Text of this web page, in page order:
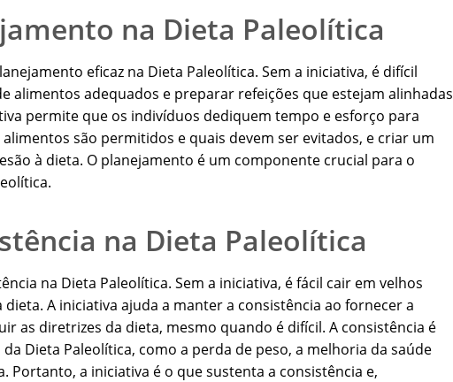
na Dieta Paleolítica
eficaz na Dieta Paleolítica. Sem a iniciativa, é difícil
alimentos adequados e preparar refeições que estejam alinhadas
permite que os indivíduos dediquem tempo e esforço para
são permitidos e quais devem ser evitados, e criar um
à dieta. O planejamento é um componente crucial para o
na Dieta Paleolítica
na Dieta Paleolítica. Sem a iniciativa, é fácil cair em velhos
A iniciativa ajuda a manter a consistência ao fornecer a
as diretrizes da dieta, mesmo quando é difícil. A consistência é
Dieta Paleolítica, como a perda de peso, a melhoria da saúde
Portanto, a iniciativa é o que sustenta a consistência e,